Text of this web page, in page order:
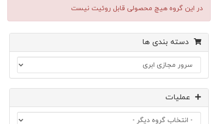
در این گروه هیچ محصولی قابل روئیت نیست
دسته بندی ها
عملیات